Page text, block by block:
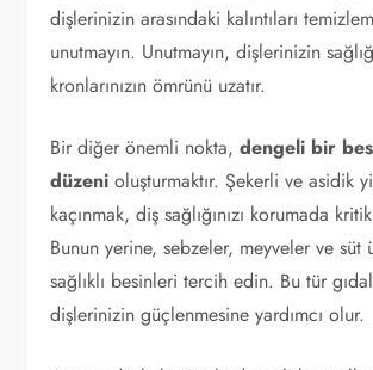
dişlerinizin arasındaki kalıntıları
unutmayın. Unutmayın, dişlerinizin
kronlarınızın ömrünü uzatır.
Bir diğer önemli nokta,dengeli bir
düzeni oluşturmaktır. Şekerli ve asidik
kaçınmak, diş sağlığınızı korumada
Bunun yerine, sebzeler, meyveler ve süt
sağlıklı besinleri tercih edin. Bu tür
dişlerinizin güçlenmesine yardımcı olur.